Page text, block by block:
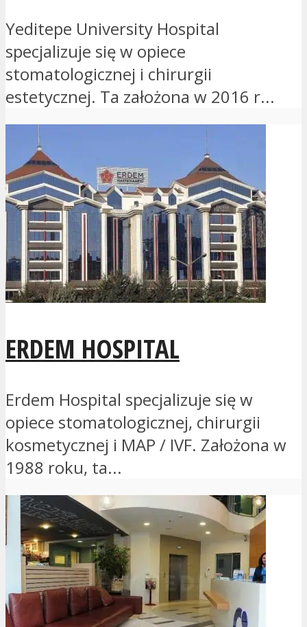
Yeditepe University Hospital
specjalizuje się w opiece
stomatologicznej i chirurgii
estetycznej. Ta założona w 2016 r...
ERDEM HOSPITAL
Erdem Hospital specjalizuje się w
opiece stomatologicznej, chirurgii
kosmetycznej i MAP / IVF. Założona w
1988 roku, ta...